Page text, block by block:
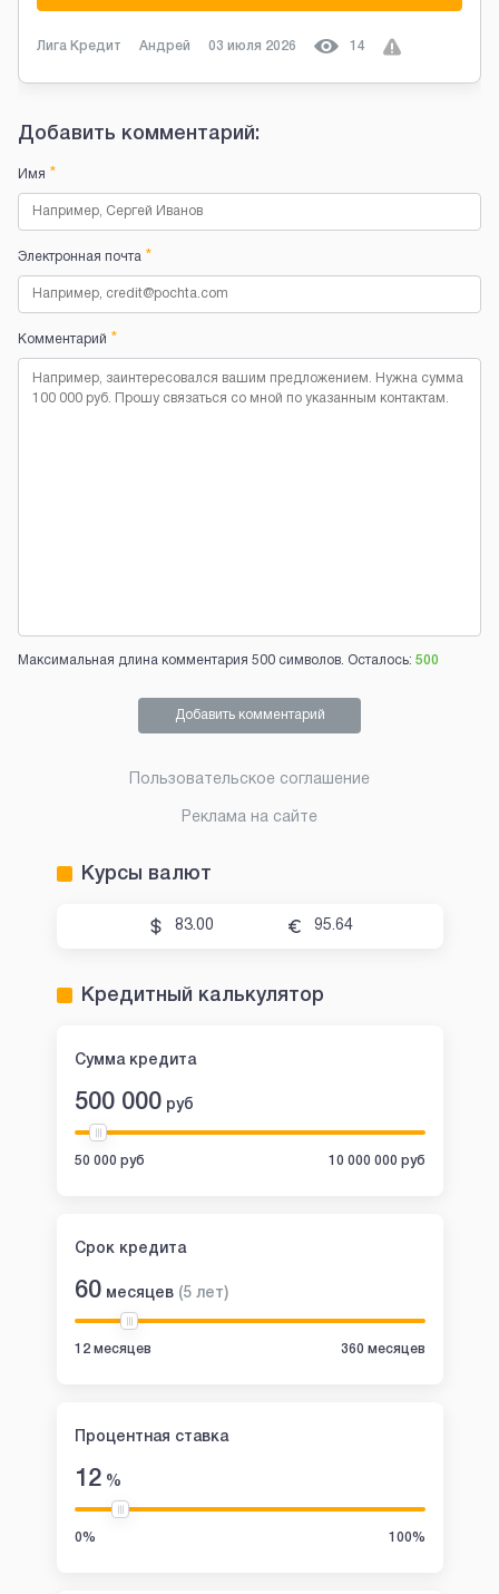
Лига Кредит Андрей 03 июля 2026 14
Добавить комментарий:
Имя *
Электронная почта *
Комментарий *
Максимальная длина комментария 500 символов. Осталось: 500
Добавить комментарий
Пользовательское соглашение
Реклама на сайте
Курсы валют
83.00 95.64
Кредитный калькулятор
Сумма кредита
500 000 руб
50 000 руб 10 000 000 руб
Срок кредита
60 месяцев (5 лет)
12 месяцев 360 месяцев
Процентная ставка
12%
0% 100%